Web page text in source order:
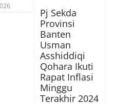
Pj Sekda
Provinsi
Banten
Usman
Asshiddiqi
Qohara Ikuti
Rapat Inflasi
Minggu
Terakhir 2024